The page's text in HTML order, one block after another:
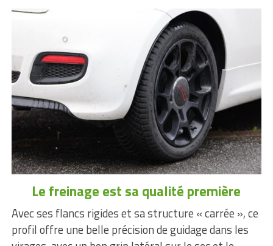
Le freinage est sa qualité première
Avec ses flancs rigides et sa structure « carrée », ce
profil offre une belle précision de guidage dans les